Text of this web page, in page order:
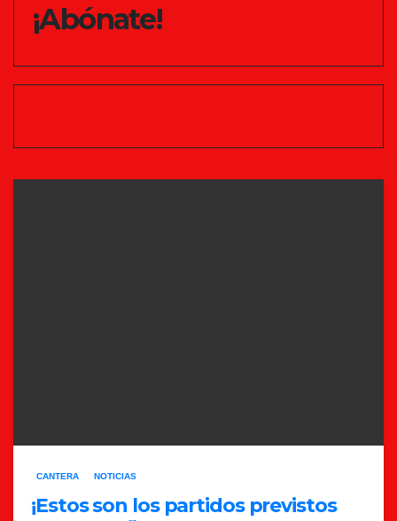
¡Abónate!
CANTERA NOTICIAS
¡Estos son los partidos previstos